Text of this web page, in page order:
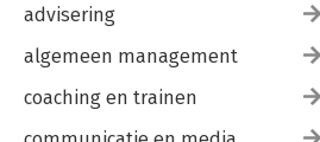
advisering
algemeen management
coaching en trainen